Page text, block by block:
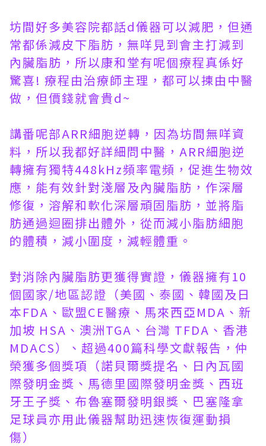
坊間好多美容院都話d儀器可以減肥，但通
常都係減皮下脂肪，無咩見到會主打減到
內臟脂肪，所以康和堂有呢個療程真係好
驚喜! 療程由治療師主理，都可以揀由中醫
做，但價錢就會貴d~
講番呢部ARR細胞逆轉，因為坊間無咩資
料，所以我都好詳細問中醫，ARR細胞逆
轉擁有獨特448kHz頻率電頻，促進生物效
應，能有效針對淺層及內臟脂肪，作深層
修復，溶解和軟化深層頑固脂肪，並將脂
肪通過迴圈排出體外，從而減小脂肪細胞
的體積，減小圍度，減輕體重。
對消除內臟脂肪更獲得實證，儀器擁有10
個國家/地區認證（美國、泰國、韓國及日
本FDA、歐盟CE醫療、馬來西亞MDA、新
加坡 HSA、澳洲TGA、台灣 TFDA、香港
MDACS）、超過400篇科學文獻報告，仲
榮獲多個獎項（諾貝爾獎提名、日內瓦國
際發明金獎、馬德里國際發明金獎、西班
牙王子獎、布魯塞爾發明銀獎、巴塞隆拿
足球員亦用此儀器幫助迅速恢復運動損
傷）